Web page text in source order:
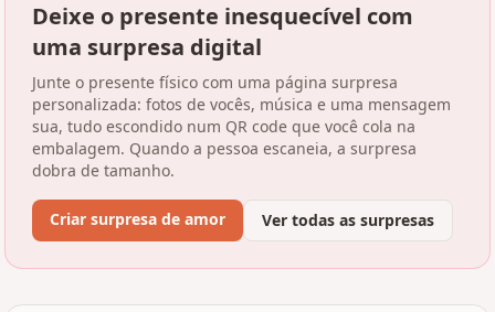
Deixe o presente inesquecível com
uma surpresa digital
Junte o presente físico com uma página surpresa
personalizada: fotos de vocês, música e uma mensagem
sua, tudo escondido num QR code que você cola na
embalagem. Quando a pessoa escaneia, a surpresa
dobra de tamanho.
Criar surpresa de amor Ver todas as surpresas